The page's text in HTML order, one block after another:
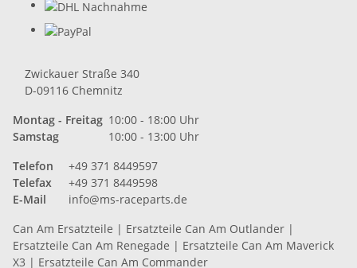
Zwickauer Straße 340
D-09116 Chemnitz
Montag - Freitag 10:00 - 18:00 Uhr
Samstag
10:00 - 13:00 Uhr
Telefon
+49 371 8449597
Telefax
+49 371 8449598
E-Mail
info@ms-raceparts.de
Can Am Ersatzteile | Ersatzteile Can Am Outlander |
Ersatzteile Can Am Renegade | Ersatzteile Can Am Maverick
X3 | Ersatzteile Can Am Commander